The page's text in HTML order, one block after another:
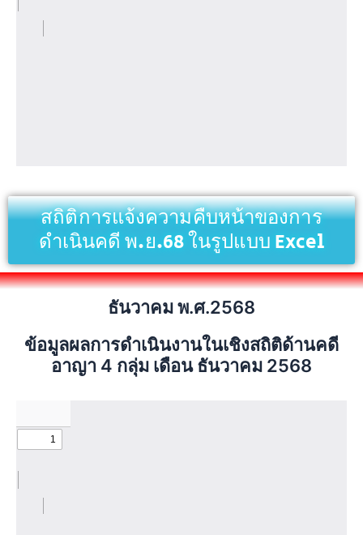
สถิติการแจ้งความคืบหน้าของการ
ดำเนินคดี พ.ย.68 ในรูปแบบ Excel
ธันวาคม พ.ศ.2568
ข้อมูลผลการดำเนินงานในเชิงสถิติด้านคดี
อาญา 4 กลุ่ม เดือน ธันวาคม 2568